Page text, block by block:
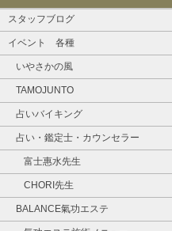
スタッフブログ
イベント 各種
いやさかの風
TAMOJUNTO
占いバイキング
占い・鑑定士・カウンセラー
富士惠水先生
CHORI先生
BALANCE氣功エステ